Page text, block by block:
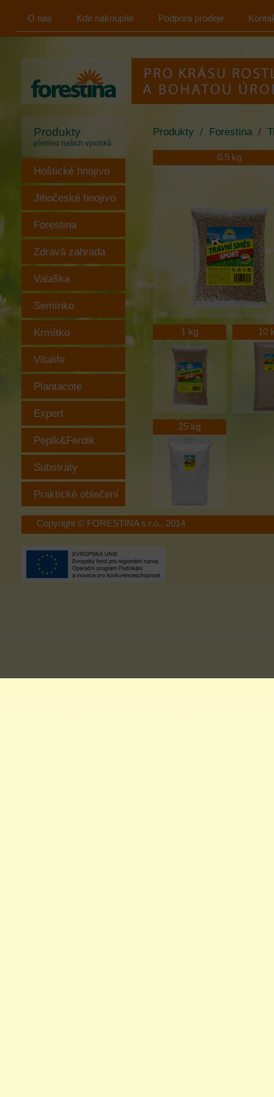
O nás Kde nakoupíte Podpora prodeje
s.r.o.
Produkty
přehled našich výrobků
Hoštické hnojivo
Jihočeské hnojivo
Forestina
Zdravá zahrada
Valaška
Semínko
Krmítko
Vitalife
Plantacote
Expert
Pepik&Ferdik
Substráty
Praktické oblečení
Produkty / Forestina /
0.5 kg
1 kg 10
25 kg
Copyright © FORESTINA s.r.o., 2014